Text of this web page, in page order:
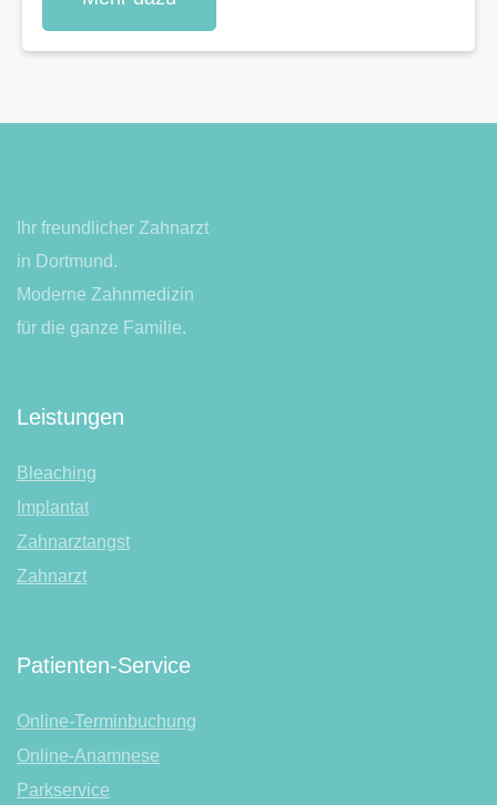
Ihr freundlicher Zahnarzt
in Dortmund.
Moderne Zahnmedizin
für die ganze Familie.
Leistungen
Bleaching
Implantat
Zahnarztangst
Zahnarzt
Patienten-Service
Online-Terminbuchung
Online-Anamnese
Parkservice